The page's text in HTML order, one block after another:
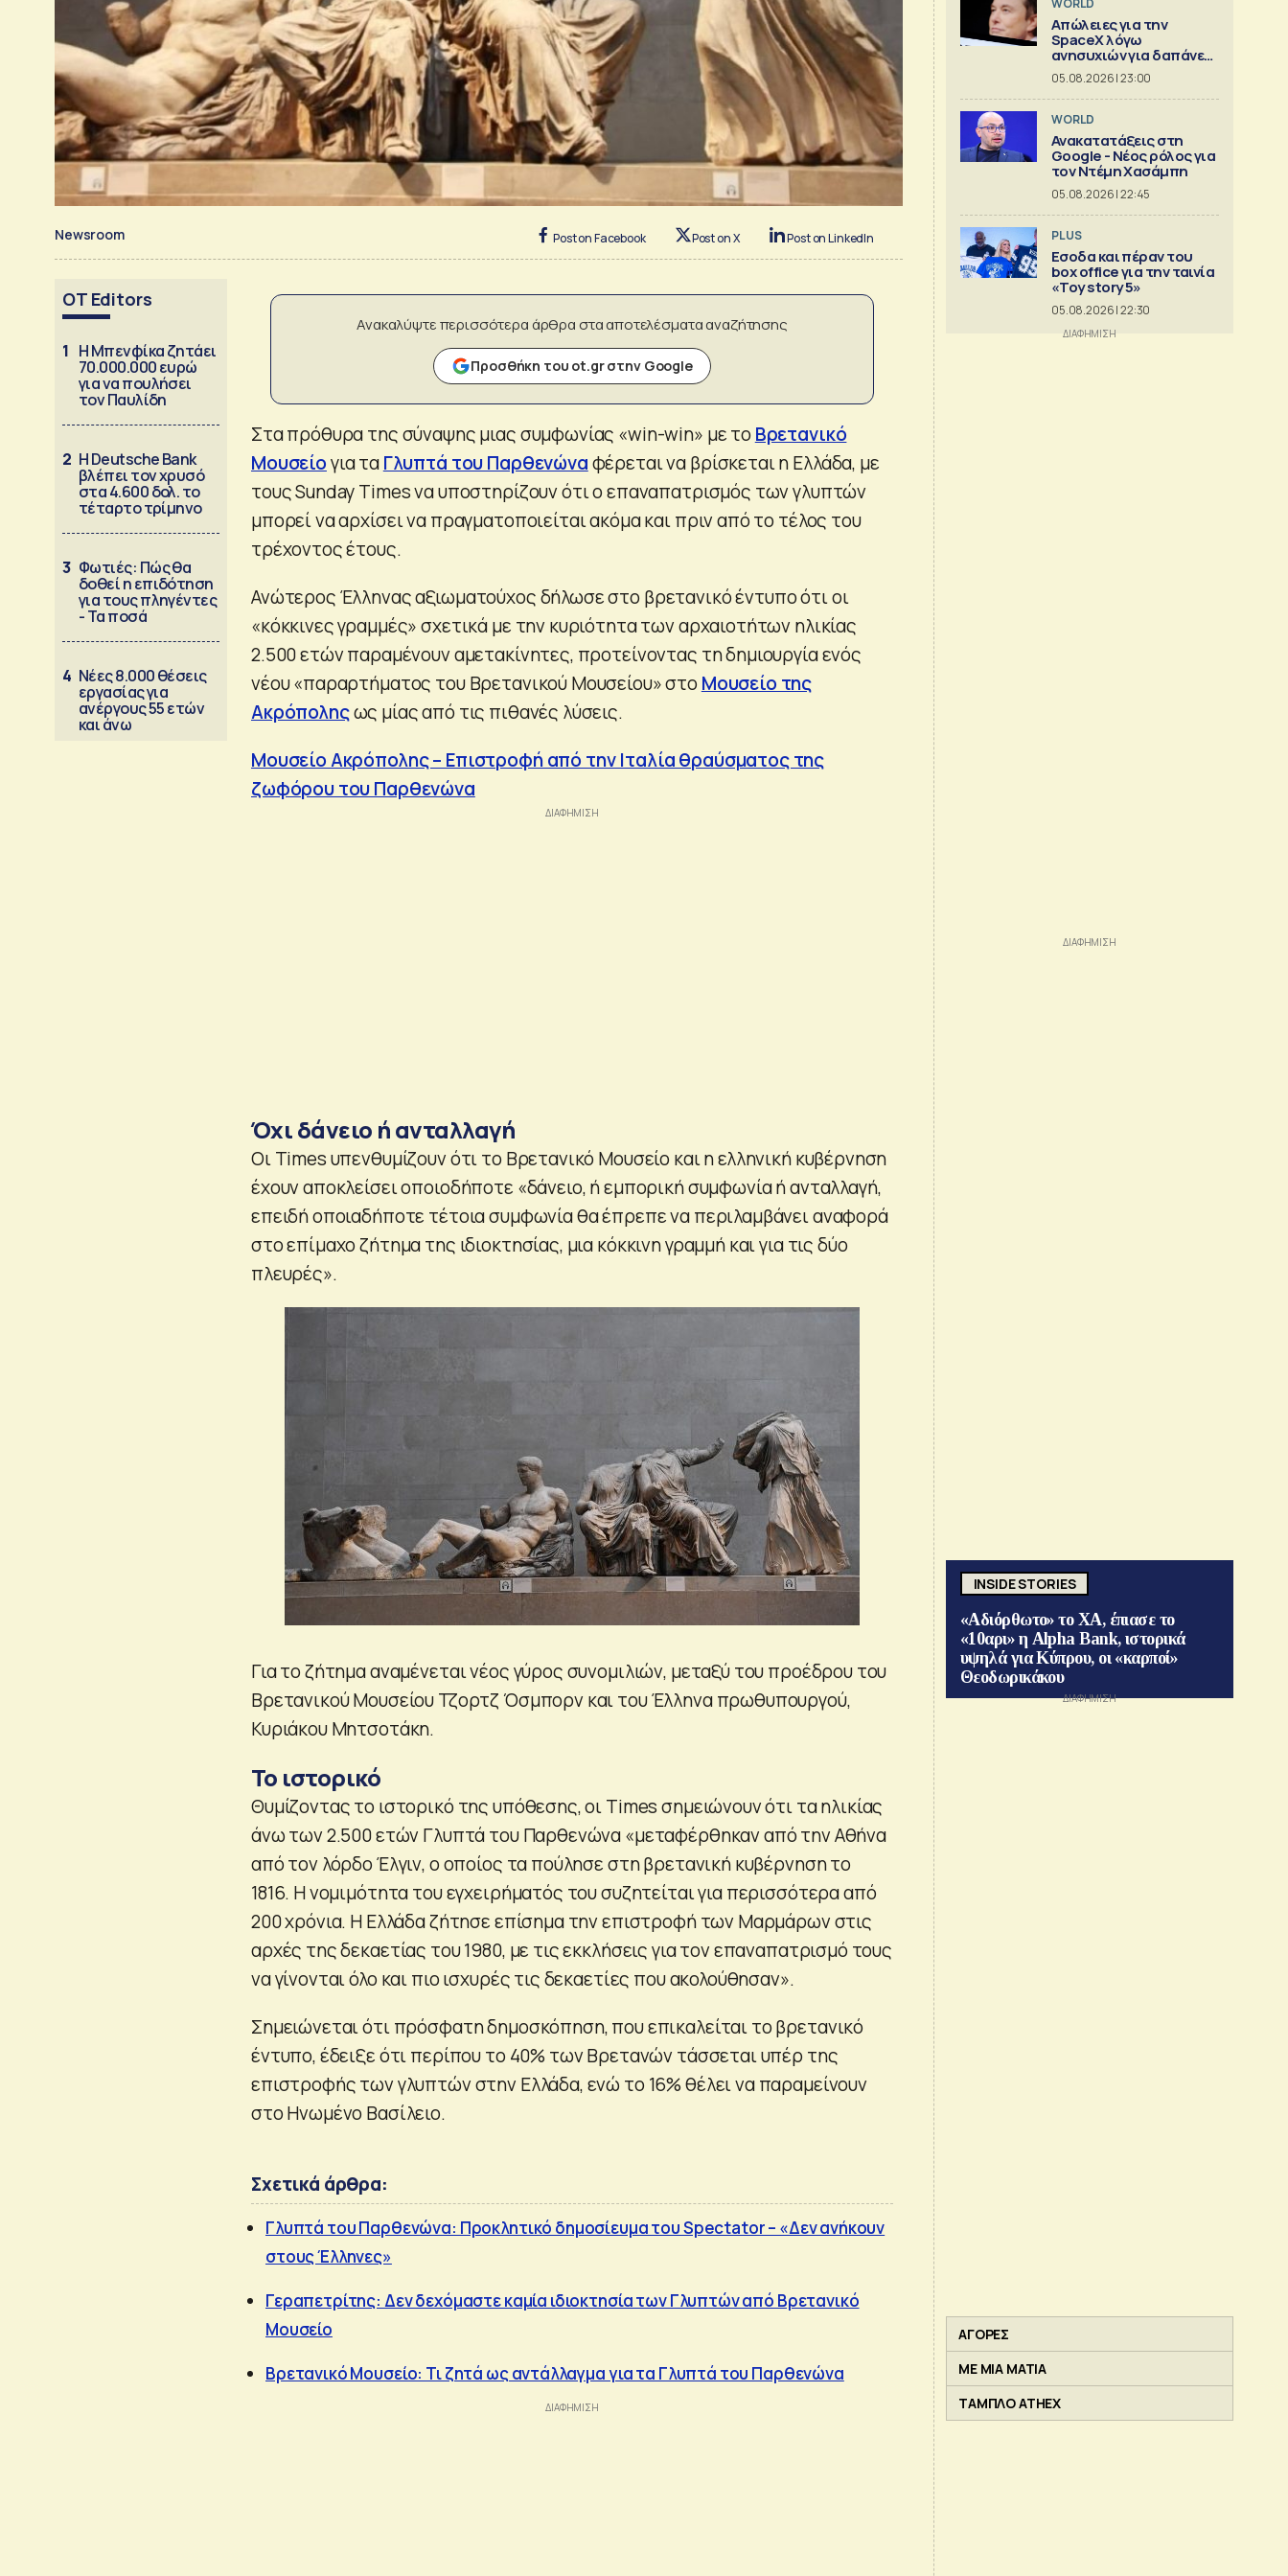
Newsroom Post on Facebook Post on X Post on LinkedIn
OT Editors
1 Η Μπενφίκα ζητάει
70.000.000 ευρώ
για να πουλήσει
τον Παυλίδη
2 Η Deutsche Bank
βλέπει τον χρυσό
στα 4.600 δολ. το
τέταρτο τρίμηνο
3 Φωτιές: Πώς θα
δοθεί η επιδότηση
για τους πληγέντες
- Τα ποσά
4 Νέες 8.000 θέσεις
εργασίας για
ανέργους 55 ετών
και άνω
Ανακαλύψτε περισσότερα άρθρα στα αποτελέσματα αναζήτησης
Προσθήκη του ot.gr στην Google
Στα πρόθυρα της σύναψης μιας συμφωνίας «win-win» με τοΒρετανικό
Μουσείογια ταΓλυπτά του Παρθενώναφέρεται να βρίσκεται η Ελλάδα, με
τους Sunday Times να υποστηρίζουν ότι ο επαναπατρισμός των γλυπτών
μπορεί να αρχίσει να πραγματοποιείται ακόμα και πριν από το τέλος του
τρέχοντος έτους.
Ανώτερος Έλληνας αξιωματούχος δήλωσε στο βρετανικό έντυπο ότι οι
«κόκκινες γραμμές» σχετικά με την κυριότητα των αρχαιοτήτων ηλικίας
2.500 ετών παραμένουν αμετακίνητες, προτείνοντας τη δημιουργία ενός
νέου «παραρτήματος του Βρετανικού Μουσείου» στοΜουσείο της
Ακρόποληςως μίας από τις πιθανές λύσεις.
Μουσείο Ακρόπολης – Επιστροφή από την Ιταλία θραύσματος της
ζωφόρου του Παρθενώνα
Όχι δάνειο ή ανταλλαγή
Οι Times υπενθυμίζουν ότι το Βρετανικό Μουσείο και η ελληνική κυβέρνηση
έχουν αποκλείσει οποιοδήποτε «δάνειο, ή εμπορική συμφωνία ή ανταλλαγή,
επειδή οποιαδήποτε τέτοια συμφωνία θα έπρεπε να περιλαμβάνει αναφορά
στο επίμαχο ζήτημα της ιδιοκτησίας, μια κόκκινη γραμμή και για τις δύο
πλευρές».
Για το ζήτημα αναμένεται νέος γύρος συνομιλιών, μεταξύ του προέδρου του
Βρετανικού Μουσείου Τζορτζ Όσμπορν και του Έλληνα πρωθυπουργού,
Κυριάκου Μητσοτάκη.
Το ιστορικό
Θυμίζοντας το ιστορικό της υπόθεσης, οι Times σημειώνουν ότι τα ηλικίας
άνω των 2.500 ετών Γλυπτά του Παρθενώνα «μεταφέρθηκαν από την Αθήνα
από τον λόρδο Έλγιν, ο οποίος τα πούλησε στη βρετανική κυβέρνηση το
1816. Η νομιμότητα του εγχειρήματός του συζητείται για περισσότερα από
200 χρόνια. Η Ελλάδα ζήτησε επίσημα την επιστροφή των Μαρμάρων στις
αρχές της δεκαετίας του 1980, με τις εκκλήσεις για τον επαναπατρισμό τους
να γίνονται όλο και πιο ισχυρές τις δεκαετίες που ακολούθησαν».
Σημειώνεται ότι πρόσφατη δημοσκόπηση, που επικαλείται το βρετανικό
έντυπο, έδειξε ότι περίπου το 40% των Βρετανών τάσσεται υπέρ της
επιστροφής των γλυπτών στην Ελλάδα, ενώ το 16% θέλει να παραμείνουν
στο Ηνωμένο Βασίλειο.
Σχετικά άρθρα:
Γλυπτά του Παρθενώνα: Προκλητικό δημοσίευμα του Spectator – «Δεν ανήκουν
στους Έλληνες»
Γεραπετρίτης: Δεν δεχόμαστε καμία ιδιοκτησία των Γλυπτών από Βρετανικό
Μουσείο
Βρετανικό Μουσείο: Τι ζητά ως αντάλλαγμα για τα Γλυπτά του Παρθενώνα
WORLD
Απώλειες για την
SpaceX λόγω
ανησυχιών για δαπάνες
ΑΙ
05.08.2026 | 23:00
WORLD
Ανακατατάξεις στη
Google - Νέος ρόλος για
τον Ντέμη Χασάμπη
05.08.2026 | 22:45
PLUS
Εσοδα και πέραν του
box office για την ταινία
«Toy story 5»
05.08.2026 | 22:30
INSIDE STORIES
«Αδιόρθωτο» το ΧΑ, έπιασε το
«10αρι» η Alpha Bank, ιστορικά
υψηλά για Κύπρου, οι «καρποί»
Θεοδωρικάκου
ΑΓΟΡΕΣ
ΜΕ ΜΙΑ ΜΑΤΙΑ
ΤΑΜΠΛΟ ATHEX